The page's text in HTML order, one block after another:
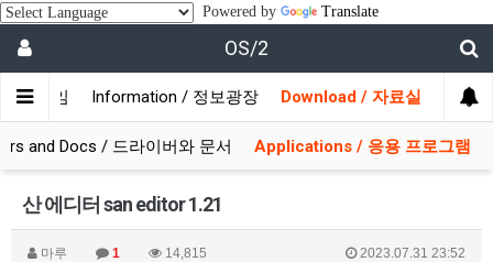
Powered by Translate
OS/2
자모임 Information / 정보광장 Download / 자료실
and Docs / 드라이버와 문서 Applications / 응용 프로그램
산 에디터 san editor 1.21
마루 1 14,815 2023.07.31 23:52